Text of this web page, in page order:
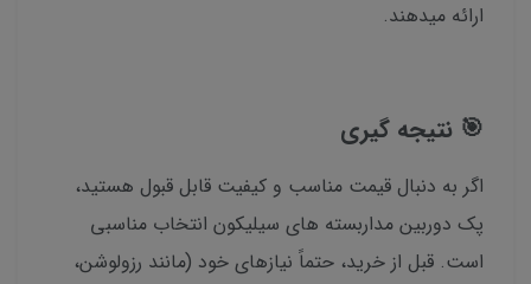
ارائه میدهند.
🎯 نتیجه گیری
اگر به دنبال قیمت مناسب و کیفیت قابل قبول هستید،
پک دوربین مداربسته های سیلیکون انتخاب مناسبی
است. قبل از خرید، حتماً نیازهای خود (مانند رزولوشن،